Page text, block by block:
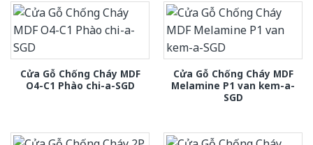
Cửa Gỗ Chống Cháy MDF
O4-C1 Phào chi-a-SGD
Cửa Gỗ Chống Cháy MDF
Melamine P1 van kem-a-
SGD